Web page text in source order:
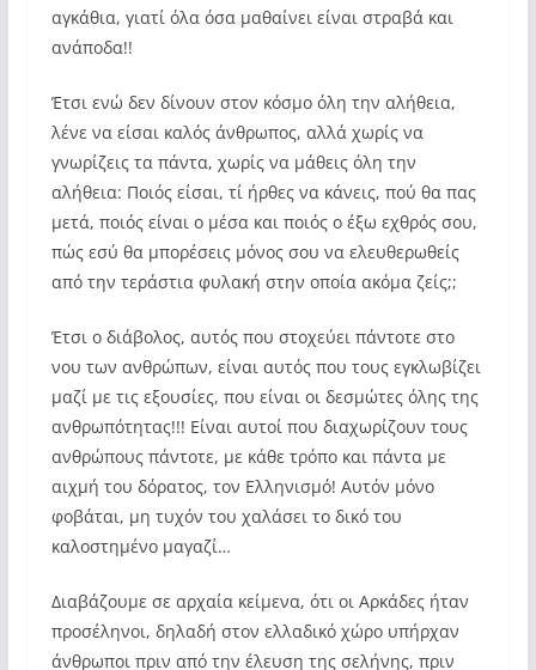
αγκάθια, γιατί όλα όσα μαθαίνει είναι στραβά και
ανάποδα!!
Έτσι ενώ δεν δίνουν στον κόσμο όλη την αλήθεια,
λένε να είσαι καλός άνθρωπος, αλλά χωρίς να
γνωρίζεις τα πάντα, χωρίς να μάθεις όλη την
αλήθεια: Ποιός είσαι, τί ήρθες να κάνεις, πού θα πας
μετά, ποιός είναι ο μέσα και ποιός ο έξω εχθρός σου,
πώς εσύ θα μπορέσεις μόνος σου να ελευθερωθείς
από την τεράστια φυλακή στην οποία ακόμα ζείς;;
Έτσι ο διάβολος, αυτός που στοχεύει πάντοτε στο
νου των ανθρώπων, είναι αυτός που τους εγκλωβίζει
μαζί με τις εξουσίες, που είναι οι δεσμώτες όλης της
ανθρωπότητας!!! Είναι αυτοί που διαχωρίζουν τους
ανθρώπους πάντοτε, με κάθε τρόπο και πάντα με
αιχμή του δόρατος, τον Ελληνισμό! Αυτόν μόνο
φοβάται, μη τυχόν του χαλάσει το δικό του
καλοστημένο μαγαζί…
Διαβάζουμε σε αρχαία κείμενα, ότι οι Αρκάδες ήταν
προσέληνοι, δηλαδή στον ελλαδικό χώρο υπήρχαν
άνθρωποι πριν από την έλευση της σελήνης, πριν